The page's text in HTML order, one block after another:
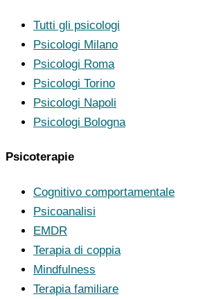
Tutti gli psicologi
Psicologi Milano
Psicologi Roma
Psicologi Torino
Psicologi Napoli
Psicologi Bologna
Psicoterapie
Cognitivo comportamentale
Psicoanalisi
EMDR
Terapia di coppia
Mindfulness
Terapia familiare